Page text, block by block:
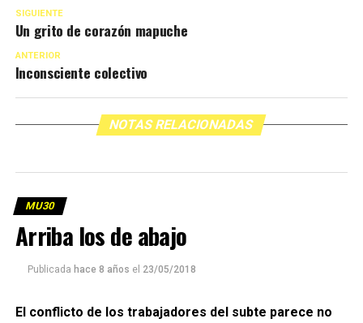
SIGUIENTE
Un grito de corazón mapuche
ANTERIOR
Inconsciente colectivo
NOTAS RELACIONADAS
MU30
Arriba los de abajo
Publicada hace 8 años el 23/05/2018
El conflicto de los trabajadores del subte parece no